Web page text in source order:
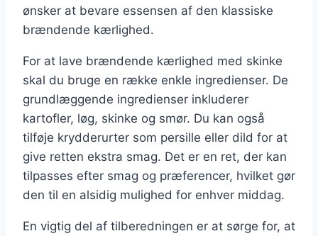
ønsker at bevare essensen af den klassiske
brændende kærlighed.
For at lave brændende kærlighed med skinke
skal du bruge en række enkle ingredienser. De
grundlæggende ingredienser inkluderer
kartofler, løg, skinke og smør. Du kan også
tilføje krydderurter som persille eller dild for at
give retten ekstra smag. Det er en ret, der kan
tilpasses efter smag og præferencer, hvilket gør
den til en alsidig mulighed for enhver middag.
En vigtig del af tilberedningen er at sørge for, at